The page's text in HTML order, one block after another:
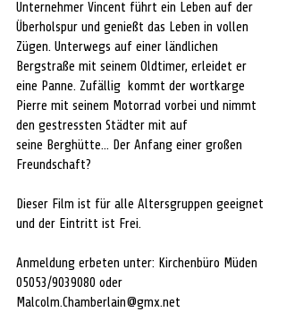
Unternehmer Vincent führt ein Leben auf der
Überholspur und genießt das Leben in vollen
Zügen. Unterwegs auf einer ländlichen
Bergstraße mit seinem Oldtimer, erleidet er
eine Panne. Zufällig  kommt der wortkarge
Pierre mit seinem Motorrad vorbei und nimmt
den gestressten Städter mit auf
seine Berghütte... Der Anfang einer großen
Freundschaft?
Dieser Film ist für alle Altersgruppen geeignet
und der Eintritt ist Frei.
Anmeldung erbeten unter: Kirchenbüro Müden
05053/9039080 oder
Malcolm.Chamberlain@gmx.net